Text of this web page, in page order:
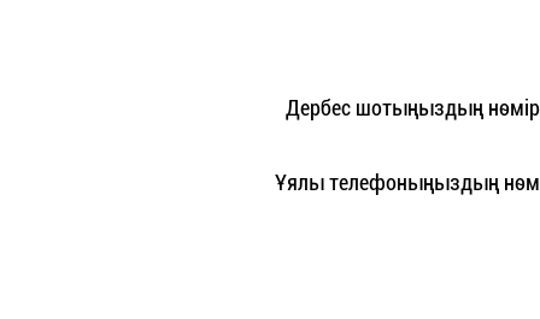
Дербес шотыңыздың
Ұялы телефоныңыздың